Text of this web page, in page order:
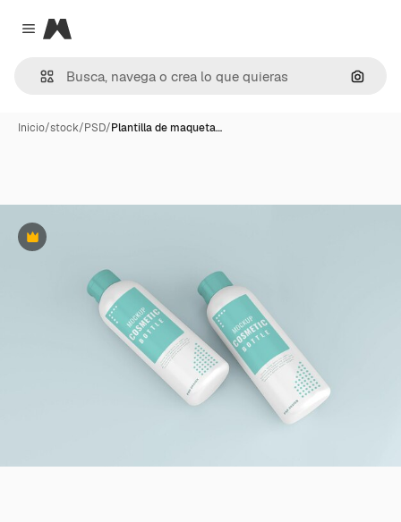
Close menu
Magnific
Inicio/stock/PSD/Plantilla de maqueta…
Premium